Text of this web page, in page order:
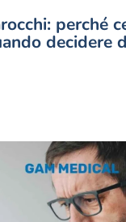
perché
decidere